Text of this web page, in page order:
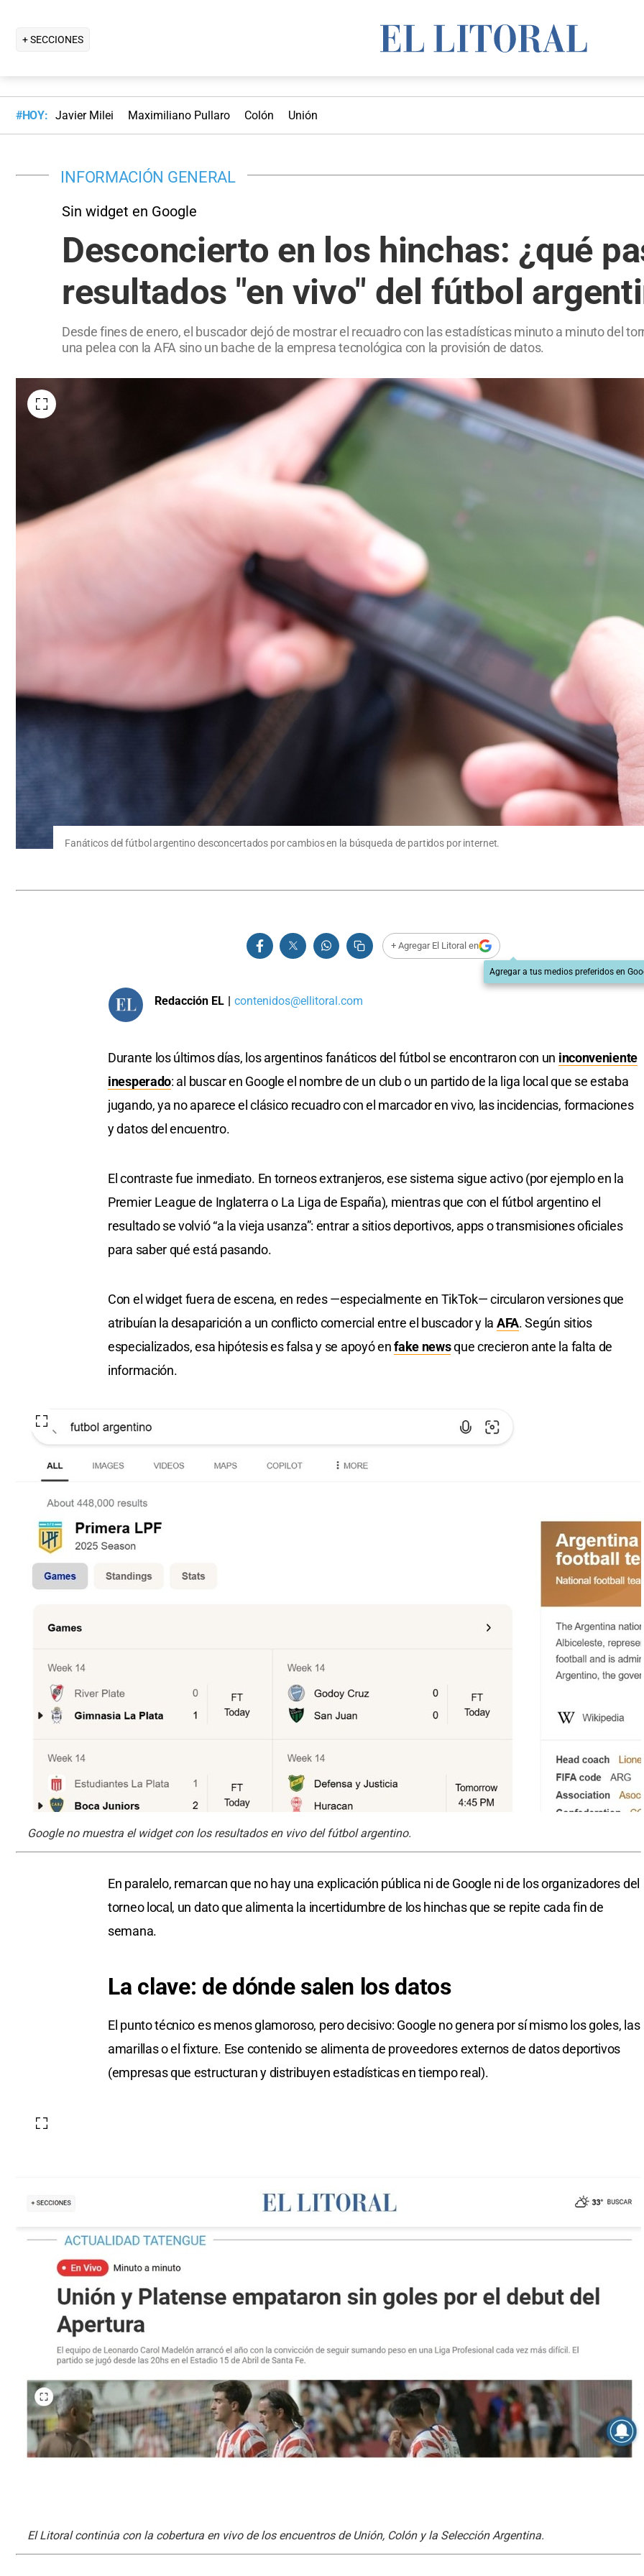
+ SECCIONES
#HOY: Javier Milei Maximiliano Pullaro Colón Unión
INFORMACIÓN GENERAL
Sin widget en Google
Desconcierto en los hinchas: ¿qué
resultados "en vivo" del fútbol
Desde fines de enero, el buscador dejó de mostrar el recuadro con las estadísticas minuto a minuto del
una pelea con la AFA sino un bache de la empresa tecnológica con la provisión de datos.
Fanáticos del fútbol argentino desconcertados por cambios en la búsqueda de partidos por internet.
+ Agregar El Litoral en
Agregar a tus medios preferidos en
Redacción EL | contenidos@ellitoral.com
Durante los últimos días, los argentinos fanáticos del fútbol se encontraron con un inconveniente
inesperado: al buscar en Google el nombre de un club o un partido de la liga local que se estaba
jugando, ya no aparece el clásico recuadro con el marcador en vivo, las incidencias, formaciones
y datos del encuentro.
El contraste fue inmediato. En torneos extranjeros, ese sistema sigue activo (por ejemplo en la
Premier League de Inglaterra o La Liga de España), mientras que con el fútbol argentino el
resultado se volvió “a la vieja usanza”: entrar a sitios deportivos, apps o transmisiones oficiales
para saber qué está pasando.
Con el widget fuera de escena, en redes —especialmente en TikTok— circularon versiones que
atribuían la desaparición a un conflicto comercial entre el buscador y la AFA. Según sitios
especializados, esa hipótesis es falsa y se apoyó enfake newsque crecieron ante la falta de
información.
Google no muestra el widget con los resultados en vivo del fútbol argentino.
En paralelo, remarcan que no hay una explicación pública ni de Google ni de los organizadores del
torneo local, un dato que alimenta la incertidumbre de los hinchas que se repite cada fin de
semana.
La clave: de dónde salen los datos
El punto técnico es menos glamoroso, pero decisivo: Google no genera por sí mismo los goles, las
amarillas o el fixture. Ese contenido se alimenta de proveedores externos de datos deportivos
(empresas que estructuran y distribuyen estadísticas en tiempo real).
El Litoral continúa con la cobertura en vivo de los encuentros de Unión, Colón y la Selección Argentina.